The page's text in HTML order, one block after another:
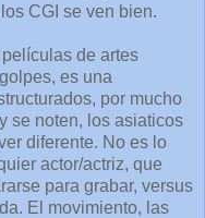
CGI se ven bien.
de artes
es una
por mucho
se noten, los asiaticos
diferente. No es lo
actor/actriz, que
para grabar, versus
El movimiento, las